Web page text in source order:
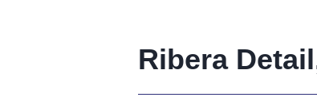
Ribera